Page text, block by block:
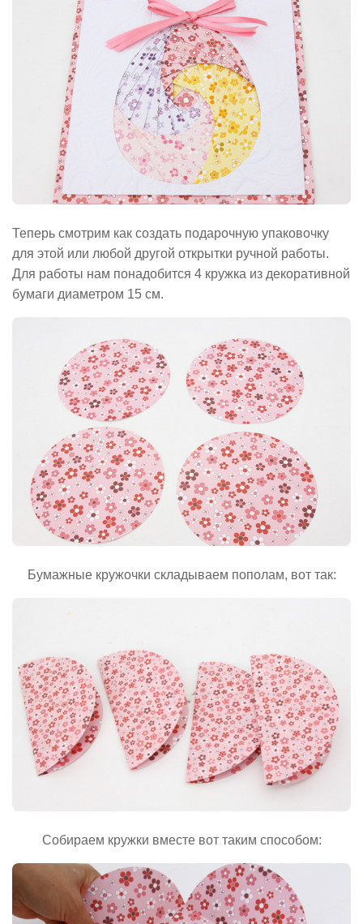
Теперь смотрим как создать подарочную упаковочку
для этой или любой другой открытки ручной работы.
Для работы нам понадобится 4 кружка из декоративной
бумаги диаметром 15 см.
Бумажные кружочки складываем пополам, вот так:
Собираем кружки вместе вот таким способом: